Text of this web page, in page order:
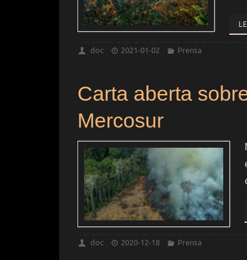
doc 2021-01-02 Prensa
Carta aberta
Mercosur
doc 2020-12-18 Prensa